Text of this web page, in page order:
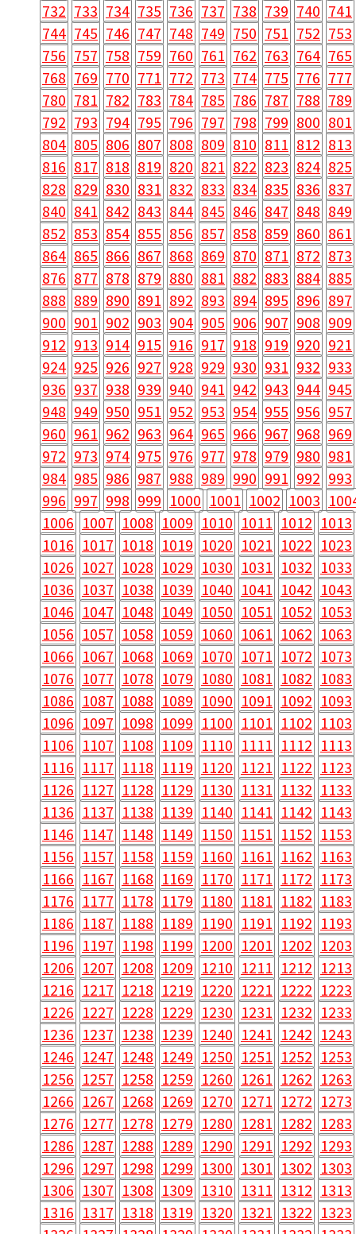
732 733 734 735 736 737 738 739 740 741
744 745 746 747 748 749 750 751 752 753
756 757 758 759 760 761 762 763 764 765
768 769 770 771 772 773 774 775 776 777
780 781 782 783 784 785 786 787 788 789
792 793 794 795 796 797 798 799 800 801
804 805 806 807 808 809 810 811 812 813
816 817 818 819 820 821 822 823 824 825
828 829 830 831 832 833 834 835 836 837
840 841 842 843 844 845 846 847 848 849
852 853 854 855 856 857 858 859 860 861
864 865 866 867 868 869 870 871 872 873
876 877 878 879 880 881 882 883 884 885
888 889 890 891 892 893 894 895 896 897
900 901 902 903 904 905 906 907 908 909
912 913 914 915 916 917 918 919 920 921
924 925 926 927 928 929 930 931 932 933
936 937 938 939 940 941 942 943 944 945
948 949 950 951 952 953 954 955 956 957
960 961 962 963 964 965 966 967 968 969
972 973 974 975 976 977 978 979 980 981
984 985 986 987 988 989 990 991 992 993
996 997 998 999 1000 1001 1002 1003
1006 1007 1008 1009 1010 1011 1012 1013
1016 1017 1018 1019 1020 1021 1022 1023
1026 1027 1028 1029 1030 1031 1032 1033
1036 1037 1038 1039 1040 1041 1042 1043
1046 1047 1048 1049 1050 1051 1052 1053
1056 1057 1058 1059 1060 1061 1062 1063
1066 1067 1068 1069 1070 1071 1072 1073
1076 1077 1078 1079 1080 1081 1082 1083
1086 1087 1088 1089 1090 1091 1092 1093
1096 1097 1098 1099 1100 1101 1102 1103
1106 1107 1108 1109 1110 1111 1112 1113
1116 1117 1118 1119 1120 1121 1122 1123
1126 1127 1128 1129 1130 1131 1132 1133
1136 1137 1138 1139 1140 1141 1142 1143
1146 1147 1148 1149 1150 1151 1152 1153
1156 1157 1158 1159 1160 1161 1162 1163
1166 1167 1168 1169 1170 1171 1172 1173
1176 1177 1178 1179 1180 1181 1182 1183
1186 1187 1188 1189 1190 1191 1192 1193
1196 1197 1198 1199 1200 1201 1202 1203
1206 1207 1208 1209 1210 1211 1212 1213
1216 1217 1218 1219 1220 1221 1222 1223
1226 1227 1228 1229 1230 1231 1232 1233
1236 1237 1238 1239 1240 1241 1242 1243
1246 1247 1248 1249 1250 1251 1252 1253
1256 1257 1258 1259 1260 1261 1262 1263
1266 1267 1268 1269 1270 1271 1272 1273
1276 1277 1278 1279 1280 1281 1282 1283
1286 1287 1288 1289 1290 1291 1292 1293
1296 1297 1298 1299 1300 1301 1302 1303
1306 1307 1308 1309 1310 1311 1312 1313
1316 1317 1318 1319 1320 1321 1322 1323